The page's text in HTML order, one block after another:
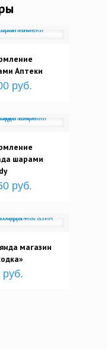
Аптеки
руб.
шарами
руб.
магазин
руб.